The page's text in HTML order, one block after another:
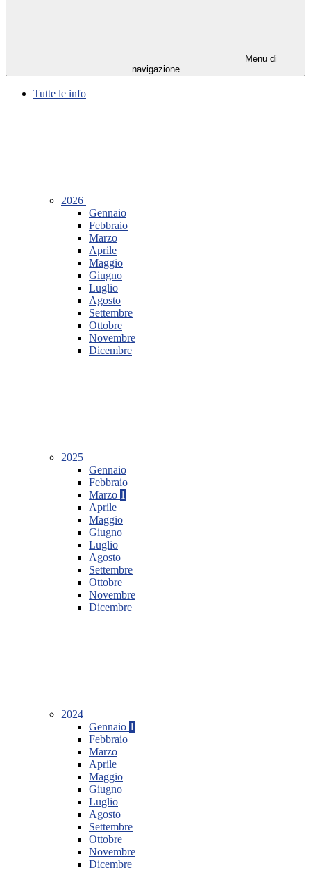
Menu di
navigazione
Tutte le info
2026
Gennaio
Febbraio
Marzo
Aprile
Maggio
Giugno
Luglio
Agosto
Settembre
Ottobre
Novembre
Dicembre
2025
Gennaio
Febbraio
Marzo 1
Aprile
Maggio
Giugno
Luglio
Agosto
Settembre
Ottobre
Novembre
Dicembre
2024
Gennaio 1
Febbraio
Marzo
Aprile
Maggio
Giugno
Luglio
Agosto
Settembre
Ottobre
Novembre
Dicembre